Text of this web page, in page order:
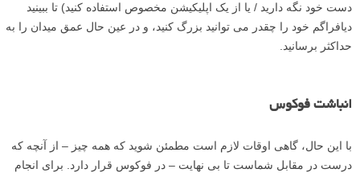
دست خود نگه دارید / یا از یک اپلیکیشن مخصوص استفاده کنید) تا ببینید
دیافراگم خود را چقدر می توانید بزرگ کنید، و در عین حال عمق میدان را به
حداکثر برسانید.
انباشت فوکوس
با این حال، گاهی اوقات لازم است مطمئن شوید که همه چیز – از آنچه که
درست در مقابل شماست تا بی نهایت – در فوکوس قرار دارد. برای انجام